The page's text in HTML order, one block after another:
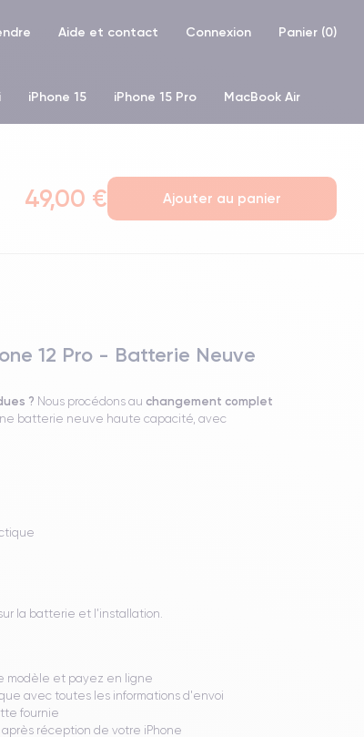
Aide et contact Connexion Panier (0)
iPhone 15 iPhone 15 Pro MacBook Air
49,00 € Ajouter au panier
12 Pro - Batterie Neuve
? Nous procédons au changement complet
batterie neuve haute capacité, avec
la batterie et l'installation.
modèle et payez en ligne
avec toutes les informations d'envoi
fournie
après réception de votre iPhone